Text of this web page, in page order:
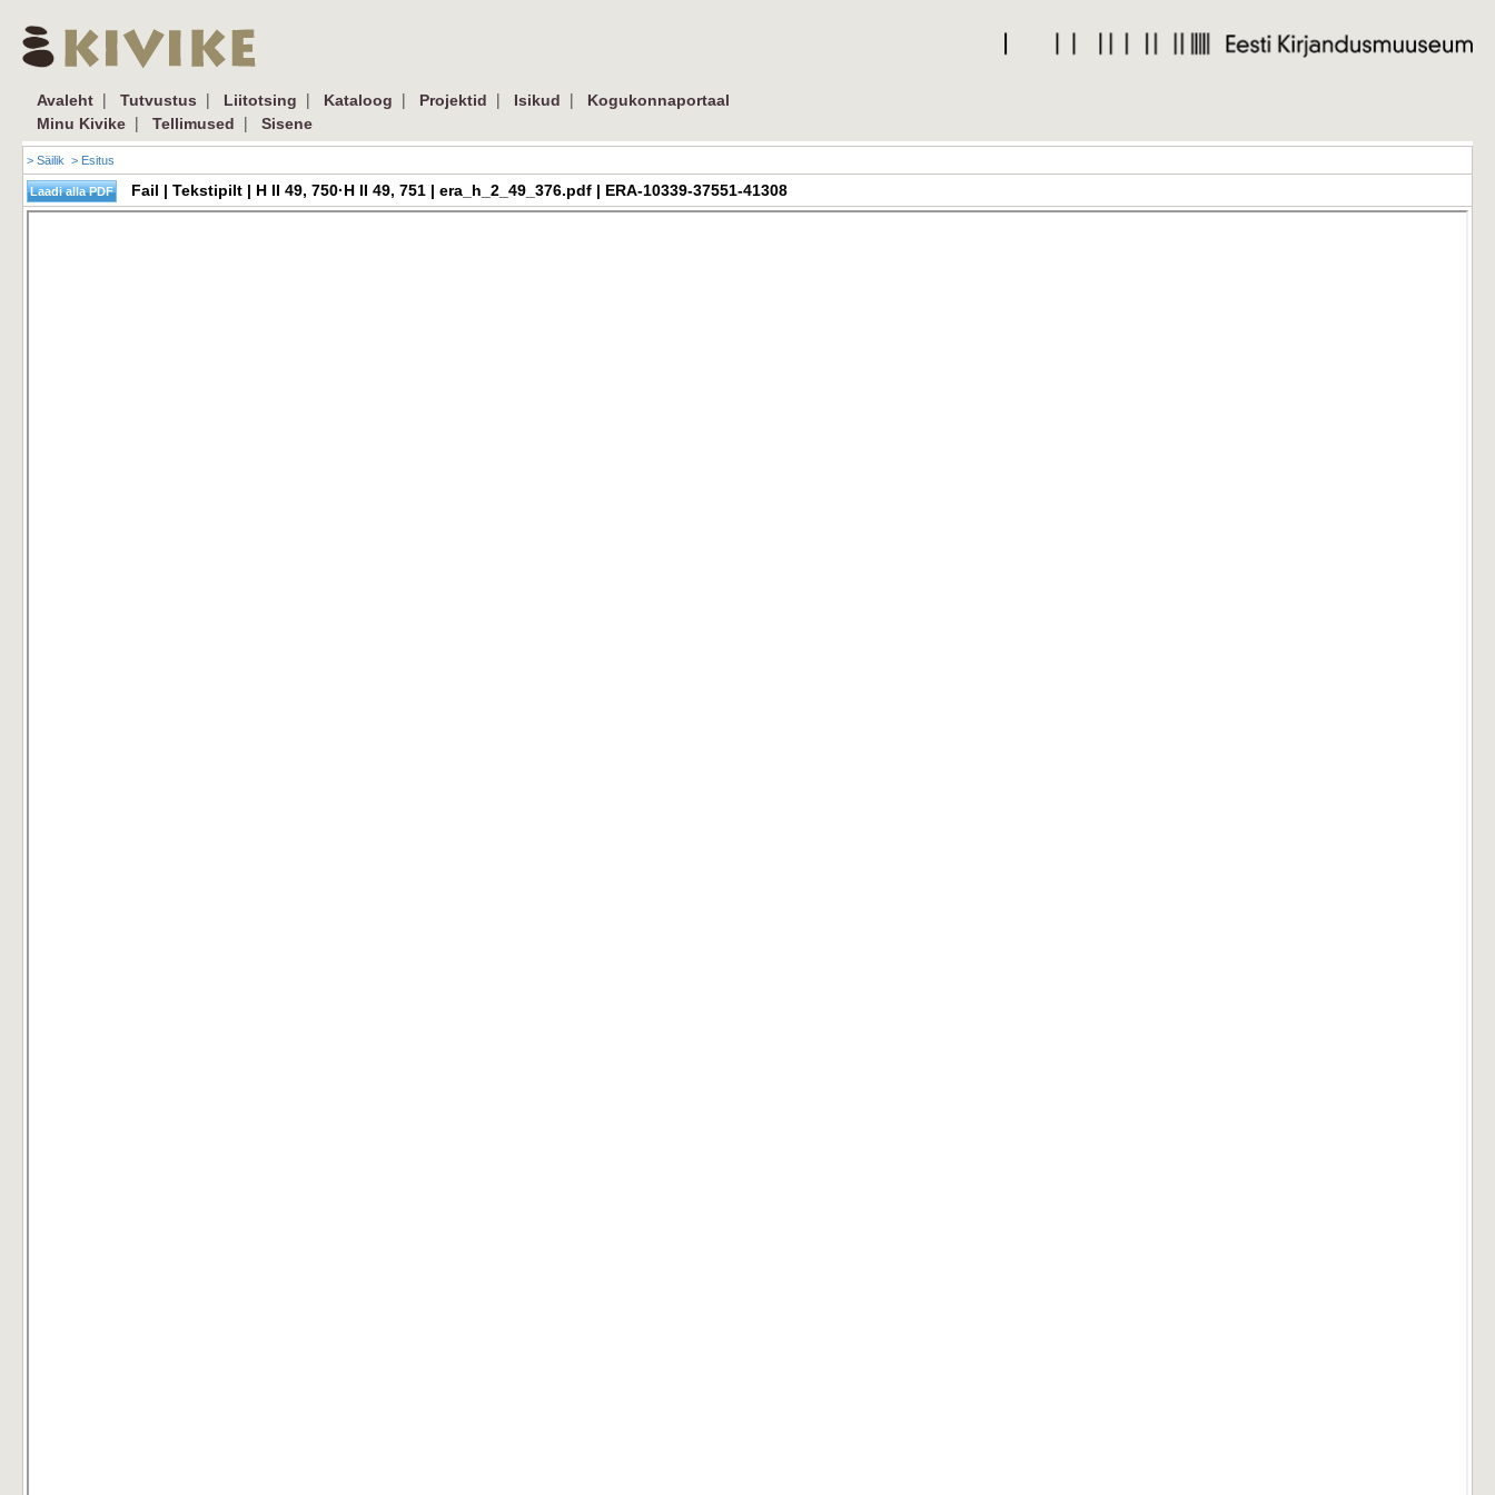
Avaleht | Tutvustus | Liitotsing | Kataloog | Projektid | Isikud |
Kogukonnaportaal
Minu Kivike | Tellimused | Sisene
> Säilik > Esitus
Fail | Tekstipilt | H II 49, 750·H II 49, 751 | era_h_2_49_376.pdf | ERA-10339-37551-41308